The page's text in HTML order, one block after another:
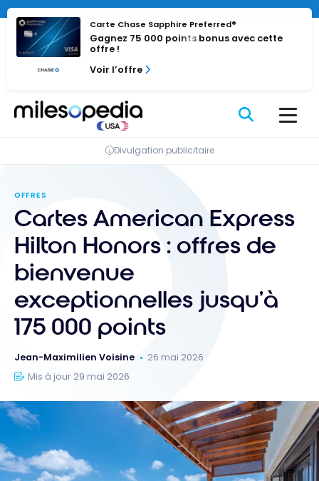
Passer
contenu
Carte Chase Sapphire Preferred®
Gagnez 75 000 points bonus avec cette
offre !
Voir l’offre
Divulgation publicitaire
OFFRES
Cartes American Express
Hilton Honors : offres de
bienvenue
exceptionnelles jusqu’à
175 000 points
Jean-Maximilien Voisine
26 mai 2026
Mis à jour 29 mai 2026